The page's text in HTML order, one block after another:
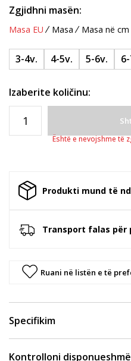
Zgjidhni masën:
Masa EU Masa Masa në cm
3-4v. 4-5v. 5-6v.
Izaberite količinu:
Është e nevojshme të
Produkti mund të
Transport falas për
Ruani në listën e të
Specifikim
Kontrolloni